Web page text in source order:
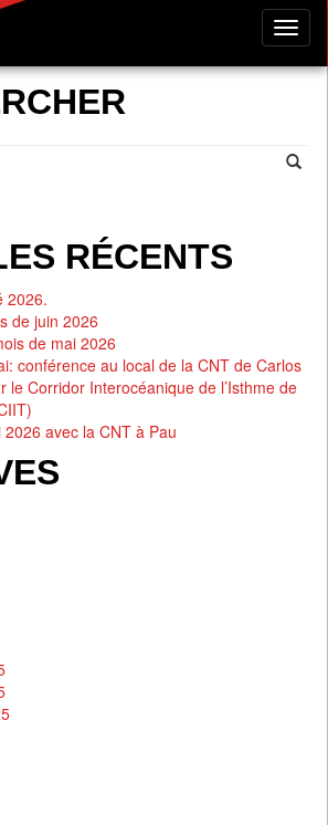
RÉCENTS
2026.
de juin 2026
de mai 2026
conférence au local de la CNT de Carlos
le Corridor Interocéanique de l’Isthme de
avec la CNT à Pau